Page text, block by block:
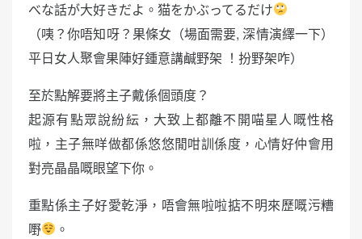
べな話が大好きだよ。猫をかぶってるだけ
（咦？你唔知呀？果條女（場面需要, 深情演繹一下）
平日女人聚會果陣好鍾意講鹹野架 ！扮野架咋）
至於點解要將主子戴係個頭度？
起源有點眾說紛紜，大致上都離不開喵星人嘅性格
啦，主子無咩做都係悠悠閒咁訓係度，心情好仲會用
對亮晶晶嘅眼望下你。
重點係主子好愛乾淨，唔會無啦啦掂不明來歷嘅污糟
嘢
。